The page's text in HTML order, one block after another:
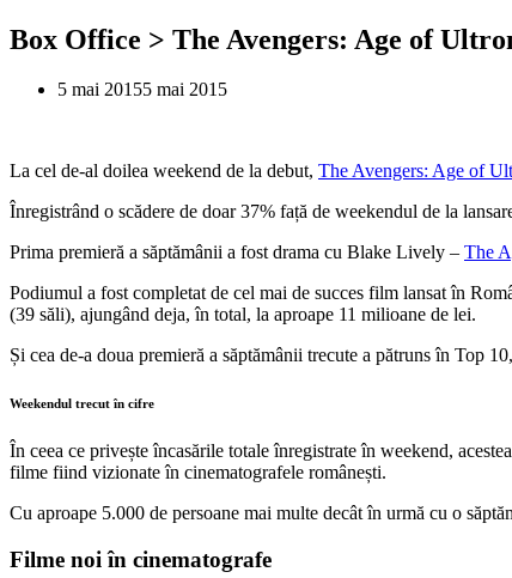
Box Office > The Avengers: Age of
5 mai 20155 mai 2015
La cel de-al doilea weekend de la debut, The Avengers: Age of
Înregistrând o scădere de doar 37% față de weekendul de la
Prima premieră a săptămânii a fost drama cu Blake Lively – The
Podiumul a fost completat de cel mai de succes film lansat în
(39 săli), ajungând deja, în total, la aproape 11 milioane de lei.
Și cea de-a doua premieră a săptămânii trecute a pătruns în Top 10,
Weekendul trecut în cifre
În ceea ce privește încasările totale înregistrate în weekend,
filme fiind vizionate în cinematografele românești.
Cu aproape 5.000 de persoane mai multe decât în urmă cu o
Filme noi în cinematografe